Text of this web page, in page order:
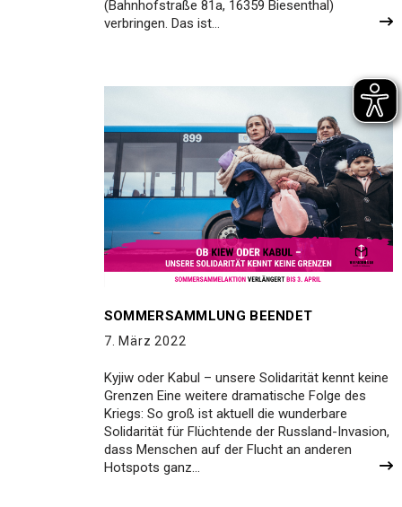
(Bahnhofstraße 81a, 16359 Biesenthal)
verbringen. Das ist…
SOMMERSAMMLUNG BEENDET
7. März 2022
Kyjiw oder Kabul – unsere Solidarität kennt keine
Grenzen Eine weitere dramatische Folge des
Kriegs: So groß ist aktuell die wunderbare
Solidarität für Flüchtende der Russland-Invasion,
dass Menschen auf der Flucht an anderen
Hotspots ganz…